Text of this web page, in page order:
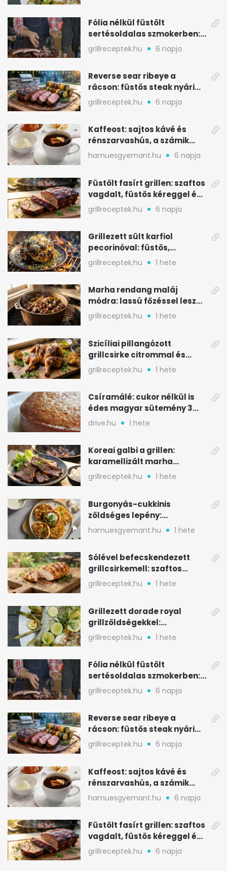
Fólia nélkül füstölt
sertésoldalas szmokerben:
ropogós bark, 6 óra
grillreceptek.hu 6 napja
Reverse sear ribeye a
rácson: füstös steak nyári
tökkebabbal
grillreceptek.hu 6 napja
Kaffeost: sajtos kávé és
rénszarvashús, a számik
melegítő itala
hamuesgyemant.hu 6 napja
Füstölt fasírt grillen: szaftos
vagdalt, füstös kéreggel és
BBQ mázzal
grillreceptek.hu 6 napja
Grillezett sült karfiol
pecorinóval: füstös,
karamellizált nyári kedvenc
grillreceptek.hu 1 hete
Marha rendang maláj
módra: lassú főzéssel lesz
igazán szaftos
grillreceptek.hu 1 hete
Szicíliai pillangózott
grillcsirke citrommal és
oregánóval
grillreceptek.hu 1 hete
Csíramálé: cukor nélkül is
édes magyar sütemény 3
alapanyagból
drive.hu 1 hete
Koreai galbi a grillen:
karamellizált marha
rövidborda gyorsan
grillreceptek.hu 1 hete
Burgonyás-cukkinis
zöldséges lepény:
aranybarna, szaftos, hús
nélkül is
hamuesgyemant.hu 1 hete
Sólével befecskendezett
grillcsirkemell: szaftos
marad, nem szárad ki
grillreceptek.hu 1 hete
Grillezett dorade royal
grillzöldségekkel:
mediterrán ízek a rostélyról
grillreceptek.hu 1 hete
Fólia nélkül füstölt
sertésoldalas szmokerben:
ropogós bark, 6 óra
grillreceptek.hu 6 napja
Reverse sear ribeye a
rácson: füstös steak nyári
tökkebabbal
grillreceptek.hu 6 napja
Kaffeost: sajtos kávé és
rénszarvashús, a számik
melegítő itala
hamuesgyemant.hu 6 napja
Füstölt fasírt grillen: szaftos
vagdalt, füstös kéreggel és
BBQ mázzal
grillreceptek.hu 6 napja